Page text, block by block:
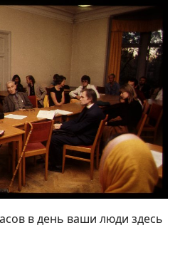
в день ваши люди здесь